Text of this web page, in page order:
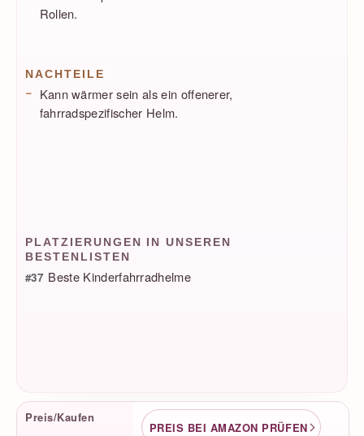
Rollen.
NACHTEILE
Kann wärmer sein als ein offenerer,
fahrradspezifischer Helm.
PLATZIERUNGEN IN UNSEREN
BESTENLISTEN
#37 Beste Kinderfahrradhelme
Produktfakten
Preis/Kaufen
PREIS BEI AMAZON PRÜFEN